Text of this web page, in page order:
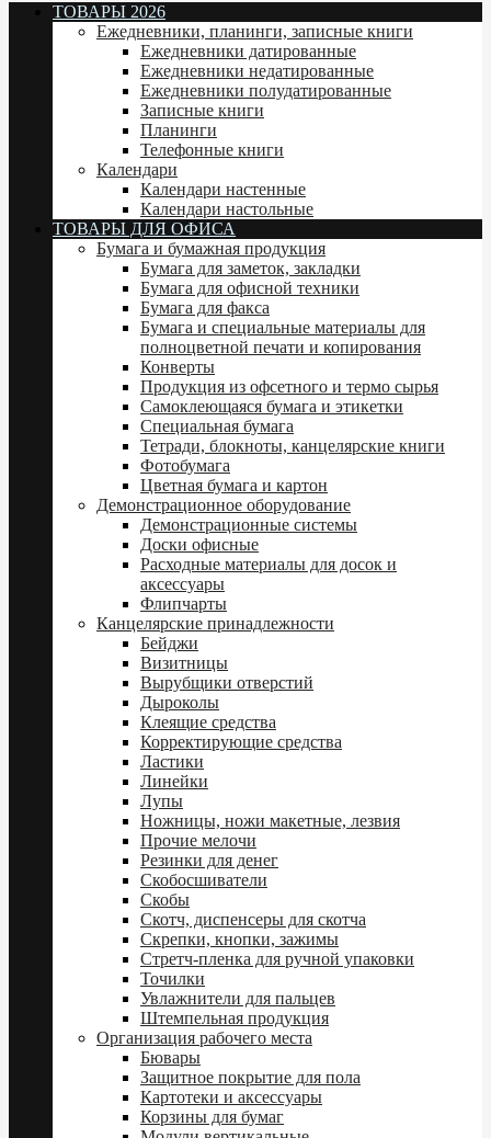
ТОВАРЫ 2026
Ежедневники, планинги, записные книги
Ежедневники датированные
Ежедневники недатированные
Ежедневники полудатированные
Записные книги
Планинги
Телефонные книги
Календари
Календари настенные
Календари настольные
ТОВАРЫ ДЛЯ ОФИСА
Бумага и бумажная продукция
Бумага для заметок, закладки
Бумага для офисной техники
Бумага для факса
Бумага и специальные материалы для
полноцветной печати и копирования
Конверты
Продукция из офсетного и термо сырья
Самоклеющаяся бумага и этикетки
Специальная бумага
Тетради, блокноты, канцелярские книги
Фотобумага
Цветная бумага и картон
Демонстрационное оборудование
Демонстрационные системы
Доски офисные
Расходные материалы для досок и
аксессуары
Флипчарты
Канцелярские принадлежности
Бейджи
Визитницы
Вырубщики отверстий
Дыроколы
Клеящие средства
Корректирующие средства
Ластики
Линейки
Лупы
Ножницы, ножи макетные, лезвия
Прочие мелочи
Резинки для денег
Скобосшиватели
Скобы
Скотч, диспенсеры для скотча
Скрепки, кнопки, зажимы
Стретч-пленка для ручной упаковки
Точилки
Увлажнители для пальцев
Штемпельная продукция
Организация рабочего места
Бювары
Защитное покрытие для пола
Картотеки и аксессуары
Корзины для бумаг